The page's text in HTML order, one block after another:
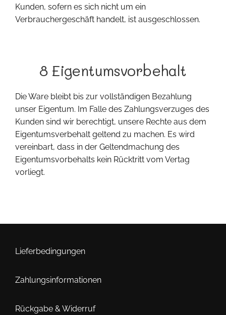
Kunden, sofern es sich nicht um ein
Verbrauchergeschäft handelt, ist ausgeschlossen.
8 Eigentumsvorbehalt
Die Ware bleibt bis zur vollständigen Bezahlung
unser Eigentum. Im Falle des Zahlungsverzuges des
Kunden sind wir berechtigt, unsere Rechte aus dem
Eigentumsverbehalt geltend zu machen. Es wird
vereinbart, dass in der Geltendmachung des
Eigentumsvorbehalts kein Rücktritt vom Vertag
vorliegt.
Lieferbedingungen
Zahlungsinformationen
Rückgabe & Widerruf